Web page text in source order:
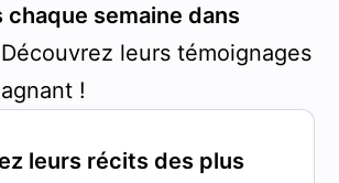
chaque semaine dans
leurs témoignages
!
leurs récits des plus